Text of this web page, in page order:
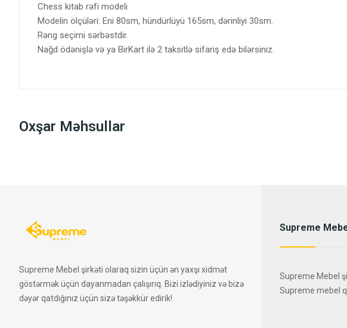
Chess kitab rəfi modeli
Modelin ölçüləri: Eni 80sm, hündürlüyü 165sm, dərinliyi 30sm.
Rəng seçimi sərbəstdir.
Nağd ödənişlə və ya BirKart ilə 2 taksitlə sifariş edə bilərsiniz.
Oxşar Məhsullar
Supreme Mebel şirkəti olaraq sizin üçün ən yaxşı xidmət
göstərmək üçün dayanmadan çalışırıq. Bizi izlədiyiniz və bizə
dəyər qatdığınız üçün sizə təşəkkür edirik!
Supreme
Supreme Mebel
Supreme mebel